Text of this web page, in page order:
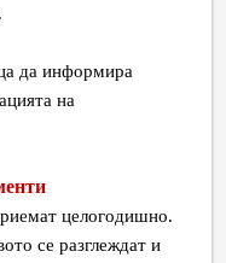
да информира
на
целогодишно.
се разглеждат и